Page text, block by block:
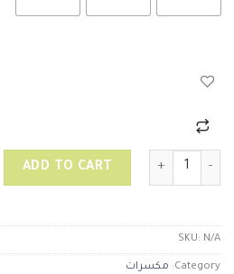
جوز بيكان (ني) quantity
ADD TO CART
SKU: N/A
Category: مكسرات